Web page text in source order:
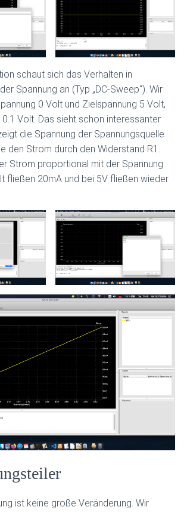
schaut sich das Verhalten in
Spannung an (Typ „DC-Sweep“). Wir
0 Volt und Zielspannung 5 Volt,
Volt. Das sieht schon interessanter
die Spannung der Spannungsquelle
den Strom durch den Widerstand R1.
Strom proportional mit der Spannung
fließen 20mA und bei 5V fließen wieder
ist keine große Veränderung. Wir